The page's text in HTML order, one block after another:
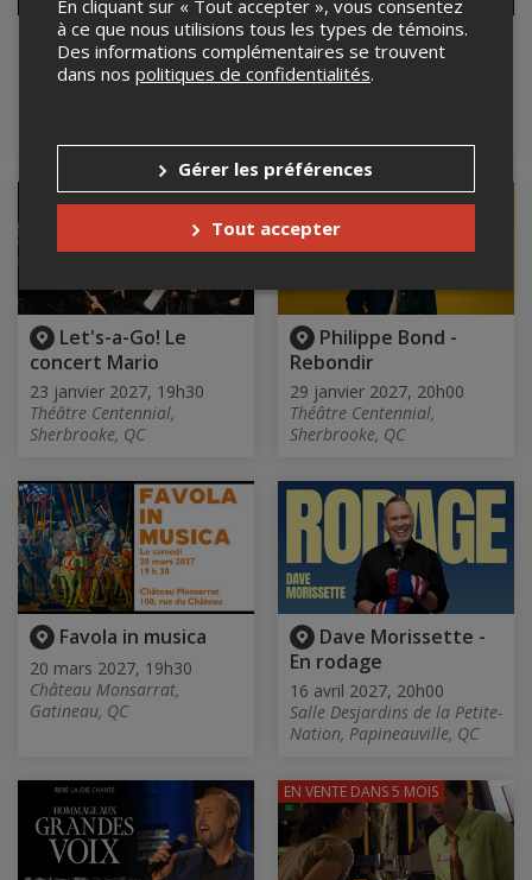
Le Rêve du Diable
11 décembre 2026, 20h00
L'Anti Bar & Spectacles,
Back To The 80s
Band
Let's-a-Go! Le
concert Mario
23 janvier 2027, 19h30
Théâtre Centennial,
Sherbrooke, QC
Philippe Bond -
Rebondir
29 janvier 2027, 20h00
Théâtre Centennial,
Sherbrooke, QC
Favola in musica
20 mars 2027, 19h30
Château Monsarrat,
Gatineau, QC
Dave Morissette -
En rodage
16 avril 2027, 20h00
Salle Desjardins de la Petite-
Nation, Papineauville, QC
EN VENTE DANS 5 MOIS
En cliquant sur « Tout accepter », vous consentez
à ce que nous utilisions tous les types de témoins.
Des informations complémentaires se trouvent
dans nos politiques de confidentialités.
Gérer les préférences
Tout accepter